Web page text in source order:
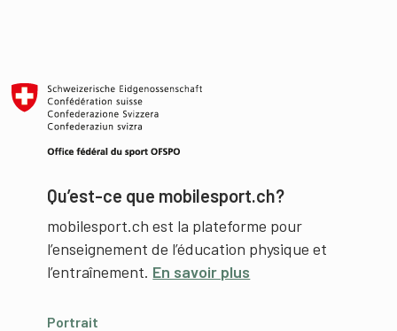
Qu’est-ce que mobilesport.ch?
mobilesport.ch est la plateforme pour
l’enseignement de l’éducation physique et
l’entraînement. En savoir plus
Portrait